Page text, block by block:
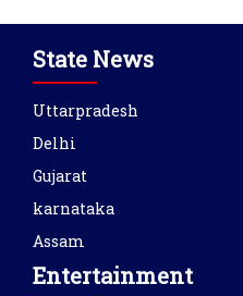
State News
Uttarpradesh
Delhi
Gujarat
karnataka
Assam
Entertainment